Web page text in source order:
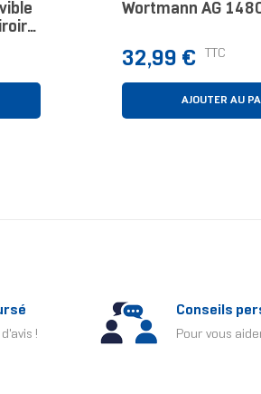
Wortmann AG
Prix
32,99 € TTC
AJOUTER AU
!
Conseils
Pour vous